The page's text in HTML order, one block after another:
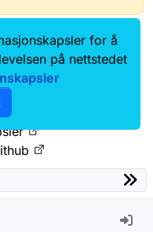
oss
for å
på nettstedet